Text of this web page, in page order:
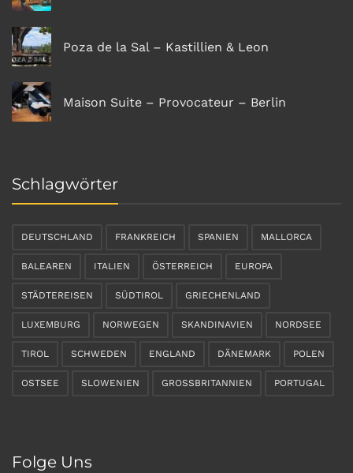
Poza de la Sal – Kastillien & Leon
Maison Suite – Provocateur – Berlin
Schlagwörter
DEUTSCHLAND FRANKREICH SPANIEN MALLORCA
BALEAREN ITALIEN ÖSTERREICH EUROPA
STÄDTEREISEN SÜDTIROL GRIECHENLAND
LUXEMBURG NORWEGEN SKANDINAVIEN NORDSEE
TIROL SCHWEDEN ENGLAND DÄNEMARK POLEN
OSTSEE SLOWENIEN GROSSBRITANNIEN PORTUGAL
Folge Uns